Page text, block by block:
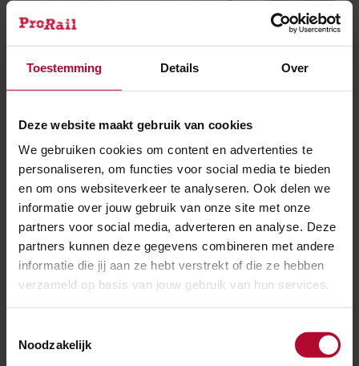
Toestemming Details Over
Deze website maakt gebruik van cookies
We gebruiken cookies om content en advertenties te
personaliseren, om functies voor social media te bieden
en om ons websiteverkeer te analyseren. Ook delen we
informatie over jouw gebruik van onze site met onze
partners voor social media, adverteren en analyse. Deze
partners kunnen deze gegevens combineren met andere
informatie die jij aan ze hebt verstrekt of die ze hebben
verzameld op basis van jouw gebruik van hun services.
Noodzakelijk
Hogere kosten spoorgoederenvervoer
vanuit Nederland
29 mei 2026